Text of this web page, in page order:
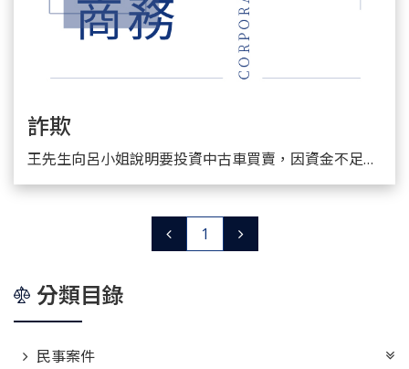
詳細閱讀
詐欺
王先生向呂小姐說明要投資中古車買賣，因資金不足，希望呂小姐投資；而呂小姐因為喜愛車輛，也有興趣，進而投資500萬元。然而，王先生拿到資金後，人卻消失了，此時呂小姐才驚覺自己遭到詐騙。
1
分類目錄
民事案件